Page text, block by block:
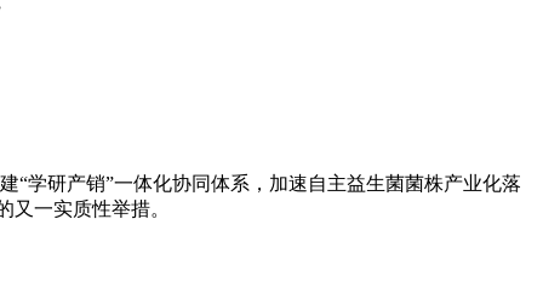
“学研产销”一体化协同体系，加速自主益生菌菌株产业化落
又一实质性举措。